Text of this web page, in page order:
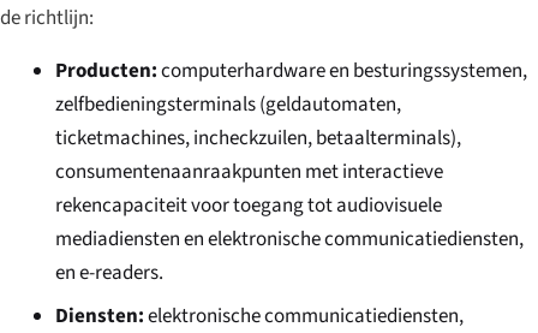
de richtlijn:
Producten:computerhardware en besturingssystemen,
zelfbedieningsterminals (geldautomaten,
ticketmachines, incheckzuilen, betaalterminals),
consumentenaanraakpunten met interactieve
rekencapaciteit voor toegang tot audiovisuele
mediadiensten en elektronische communicatiediensten,
en e-readers.
Diensten:elektronische communicatiediensten,